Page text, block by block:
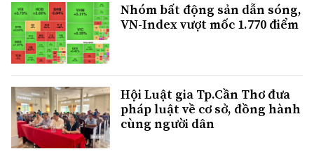
Nhóm bất động sản dẫn sóng,
VN-Index vượt mốc 1.770 điểm
Hội Luật gia Tp.Cần Thơ đưa
pháp luật về cơ sở, đồng hành
cùng người dân